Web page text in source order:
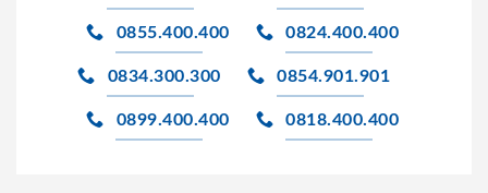
0855.400.400 0824.400.400
0834.300.300 0854.901.901
0899.400.400 0818.400.400